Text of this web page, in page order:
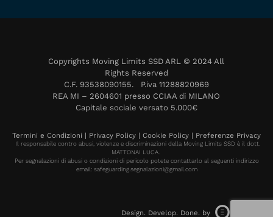
o
k
e
r
a
m
Copyrights Moving Limits SSD ARL © 2024 All
Rights Reserved
C.F. 93538090155. P.iva 11288820969
REA MI – 2604601 presso CCIAA di MILANO
Capitale sociale versato 5.000€
Termini e Condizioni | Privacy Policy | Cookie Policy | Preferenze Privacy
Il responsabile contro abusi, violenze e discriminazioni della Moving Limits SSD è il dott.
MATTONAI LUCA.
Per segnalazioni di abusi o condizioni di pericolo potete contattarlo al seguenti indirizzo
email: safeguarding.segnalazioni@gmail.com
Design. Develop. Done. by